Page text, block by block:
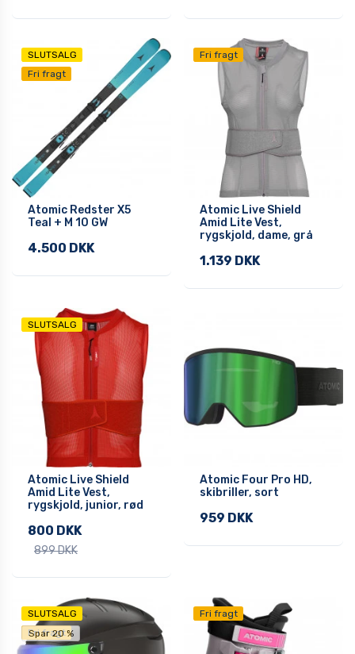
SLUTSALG
Fri fragt
Atomic Redster X5
Teal + M 10 GW
4.500 DKK
Fri fragt
Atomic Live Shield
Amid Lite Vest,
rygskjold, dame, grå
1.139 DKK
SLUTSALG
Atomic Live Shield
Amid Lite Vest,
rygskjold, junior, rød
800 DKK
899 DKK
Atomic Four Pro HD,
skibriller, sort
959 DKK
SLUTSALG
Fri fragt
Spar 20 %
Fri fragt